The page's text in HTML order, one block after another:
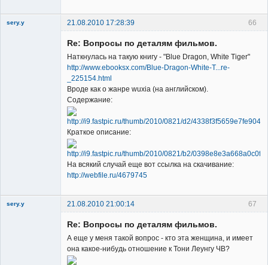
66
sery.y 21.08.2010 17:28:39
Re: Вопросы по деталям фильмов.
Наткнулась на такую книгу - "Blue Dragon, White Tiger"
http://www.ebooksx.com/Blue-Dragon-White-T...re-
_225154.html
Вроде как о жанре wuxia (на английском).
Содержание:
Краткое описание:
На всякий случай еще вот ссылка на скачивание:
http://webfile.ru/4679745
67
sery.y 21.08.2010 21:00:14
Re: Вопросы по деталям фильмов.
А еще у меня такой вопрос - кто эта женщина, и имеет
она какое-нибудь отношение к Тони Леунгу ЧВ?